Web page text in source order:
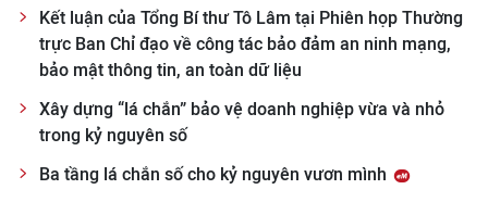
Kết luận của Tổng Bí thư Tô Lâm tại Phiên họp Thường
trực Ban Chỉ đạo về công tác bảo đảm an ninh mạng,
bảo mật thông tin, an toàn dữ liệu
Xây dựng “lá chắn” bảo vệ doanh nghiệp vừa và nhỏ
trong kỷ nguyên số
Ba tầng lá chắn số cho kỷ nguyên vươn mình